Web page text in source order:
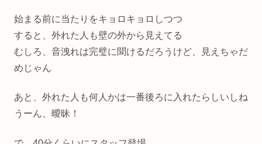
始まる前に当たりをキョロキョロしつつ
すると、外れた人も壁の外から見えてる
むしろ、音洩れは完璧に聞けるだろうけど、見えちゃだ
めじゃん
あと、外れた人も何人かは一番後ろに入れたらしいしね
うーん、曖昧！